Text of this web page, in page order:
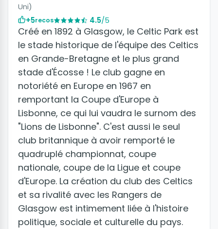
Uni)
+5recos 4.5/5
Créé en 1892 à Glasgow, le Celtic Park est
le stade historique de l'équipe des Celtics
en Grande-Bretagne et le plus grand
stade d'Écosse ! Le club gagne en
notoriété en Europe en 1967 en
remportant la Coupe d'Europe à
Lisbonne, ce qui lui vaudra le surnom des
"Lions de Lisbonne". C'est aussi le seul
club britannique à avoir remporté le
quadruplé championnat, coupe
nationale, coupe de la Ligue et coupe
d'Europe. La création du club des Celtics
et sa rivalité avec les Rangers de
Glasgow est intimement liée à l'histoire
politique, sociale et culturelle du pays.